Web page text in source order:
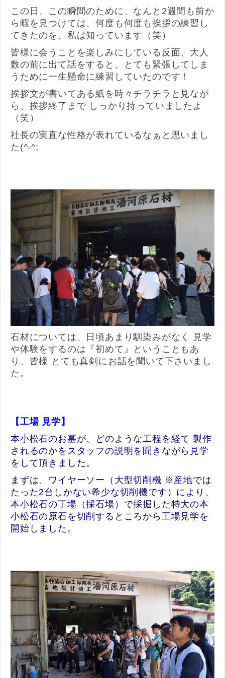
この日、この瞬間のために、なんと2週間も前か
ら暇を見つけては、何度も何度も挨拶の練習し
てきたのを、私は知っています（笑）
皆様に会うことを楽しみにしている反面、大人
数の前に出て話をすると、とても緊張してしま
うために一生懸命に練習していたのです！
挨拶文が書いてある紙を時々チラチラと見なが
ら、挨拶終了まで しっかり持っていましたよ
（笑）
社長の実直な性格が表れているなぁと思いまし
た(^-^;
石材については、日頃あまり馴染みがなく 見学
や体験をするのは『初めて』ということもあ
り、皆様 とても真剣にお話を聞いて下さいまし
た。
【工場 見学】
本小松石のお墓が、どのような工程を経て 製作
されるのかをスタッフの説明を聞きながら見学
をして頂きました。
まずは、ワイヤーソー（大型切削機 ※産地では
たった2台しかない希少な切削機です）により、
本小松石の丁場（採石場）で採掘した特大の本
小松石の原石を切削するところから工場見学を
開始しました。